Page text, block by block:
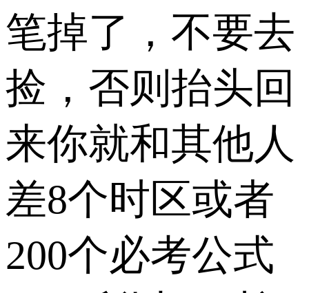
笔掉了，不要去
捡，否则抬头回
来你就和其他人
差8个时区或者
200个必考公式